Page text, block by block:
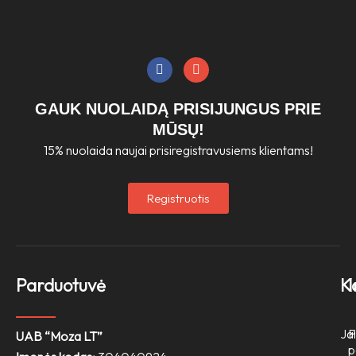
F
a
c
e
b
o
o
k
I
n
s
t
a
g
r
a
GAUK NUOLAIDĄ PRISIJUNGUS PRIE
MŪSŲ!
15% nuolaida naujai prisiregistravusiems klientams!
Registruotis
Parduotuvė
UAB “Moza LT”
Jai